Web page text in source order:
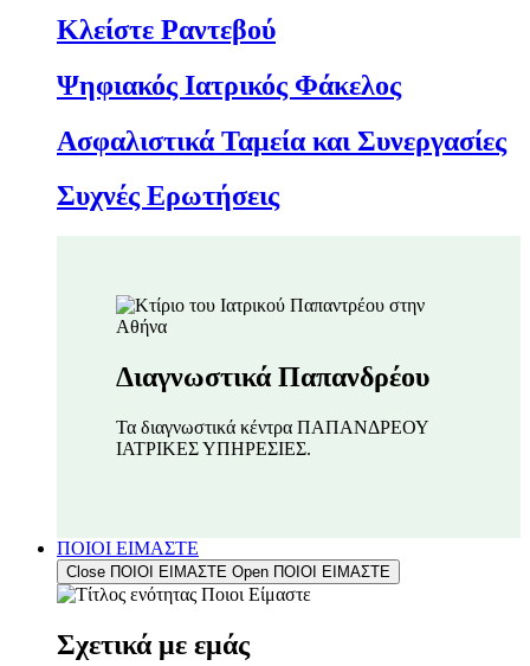
Κλείστε Ραντεβού
Ψηφιακός Ιατρικός Φάκελος
Ασφαλιστικά Ταμεία και Συνεργασίες
Συχνές Ερωτήσεις
Διαγνωστικά Παπανδρέου
Τα διαγνωστικά κέντρα ΠΑΠΑΝΔΡΕΟΥ
ΙΑΤΡΙΚΕΣ ΥΠΗΡΕΣΙΕΣ.
ΠΟΙΟΙ ΕΙΜΑΣΤΕ
Close ΠΟΙΟΙ ΕΙΜΑΣΤΕ Open ΠΟΙΟΙ ΕΙΜΑΣΤΕ
Σχετικά με εμάς